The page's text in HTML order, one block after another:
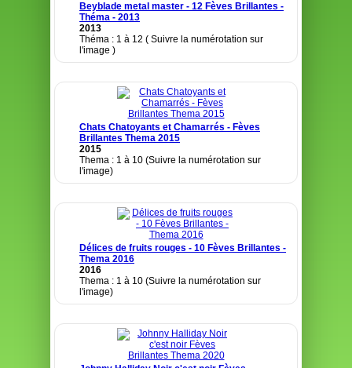
Beyblade metal master - 12 Fèves Brillantes -
Théma - 2013
2013
Théma : 1 à 12 ( Suivre la numérotation sur
l'image )
Chats Chatoyants et Chamarrés - Fèves
Brillantes Thema 2015
2015
Thema : 1 à 10 (Suivre la numérotation sur
l'image)
Délices de fruits rouges - 10 Fèves Brillantes -
Thema 2016
2016
Thema : 1 à 10 (Suivre la numérotation sur
l'image)